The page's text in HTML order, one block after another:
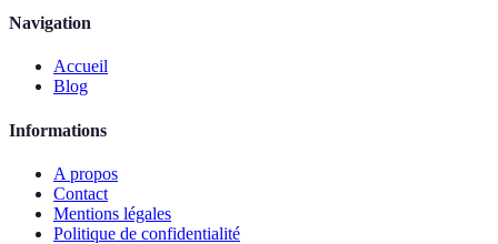
Navigation
Accueil
Blog
Informations
A propos
Contact
Mentions légales
Politique de confidentialité